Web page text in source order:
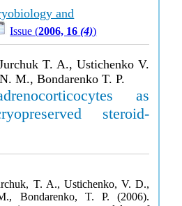
and
Issue (2006, 16(4))
T. A., Ustichenko V.
M., Bondarenko T. P.
as
steroid-
T. A., Ustichenko, V. D.,
Bondarenko, T. P. (2006).